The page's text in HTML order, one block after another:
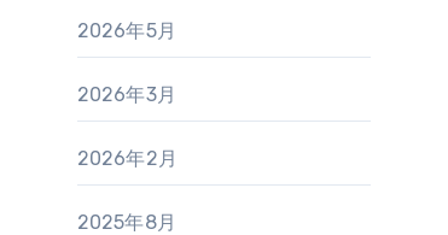
2026年5月
2026年3月
2026年2月
2025年8月